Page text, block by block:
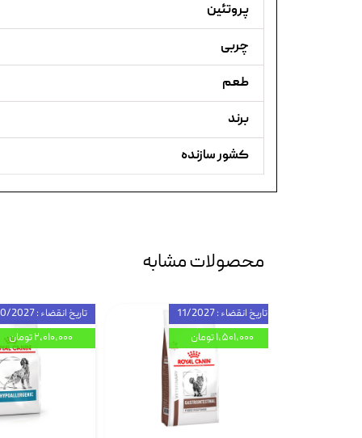
پروتئین
چربی
طعم
برند
کشور سازنده
محصولات مشابه
تاریخ انقضاء : 10/2027
۲,۰۱۰,۰۰۰ تومان
تاریخ انقضاء : 11/2027
۱,۵۰۱,۰۰۰ تومان